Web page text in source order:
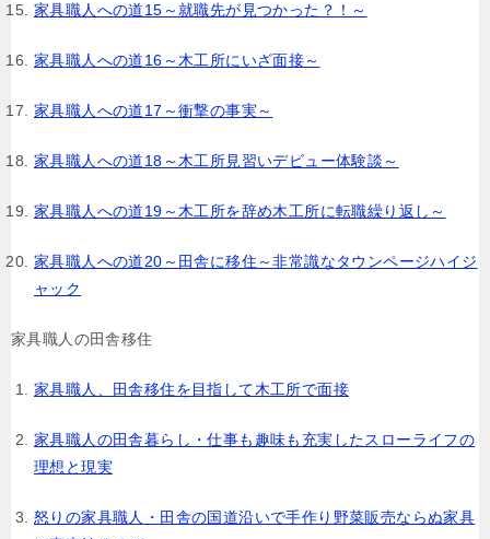
家具職人への道15～就職先が見つかった？！～
家具職人への道16～木工所にいざ面接～
家具職人への道17～衝撃の事実～
家具職人への道18～木工所見習いデビュー体験談～
家具職人への道19～木工所を辞め木工所に転職繰り返し～
家具職人への道20～田舎に移住～非常識なタウンページハイジ
ャック
家具職人の田舎移住
家具職人、田舎移住を目指して木工所で面接
家具職人の田舎暮らし・仕事も趣味も充実したスローライフの
理想と現実
怒りの家具職人・田舎の国道沿いで手作り野菜販売ならぬ家具